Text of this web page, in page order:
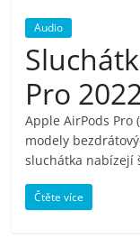
Nejlepší
elektronika
porovnání
Elektro
OK,
recenze,
Audio
Pro
Apple AirPods Pro
modely
sluchátka nabízejí
Čtěte více